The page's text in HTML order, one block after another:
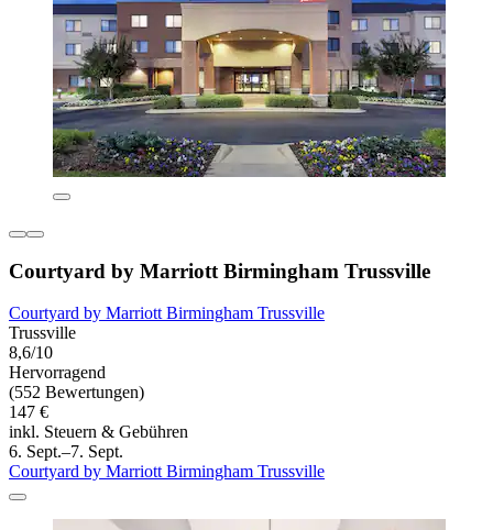
Courtyard by Marriott Birmingham Trussville
Courtyard by Marriott Birmingham Trussville
Trussville
8,6/10
Hervorragend
(552 Bewertungen)
147 €
inkl. Steuern & Gebühren
6. Sept.–7. Sept.
Courtyard by Marriott Birmingham Trussville